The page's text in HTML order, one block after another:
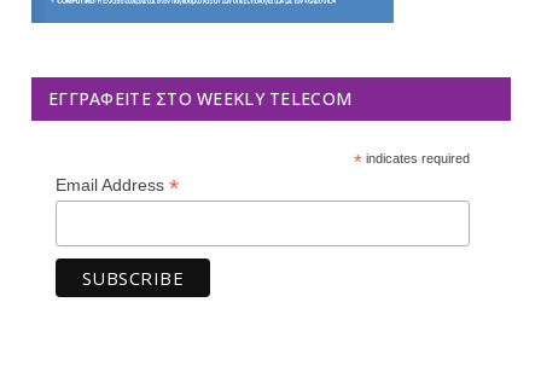
ΕΓΓΡΑΦΕΊΤΕ ΣΤΟ WEEKLY TELECOM
*indicates required
Email Address *